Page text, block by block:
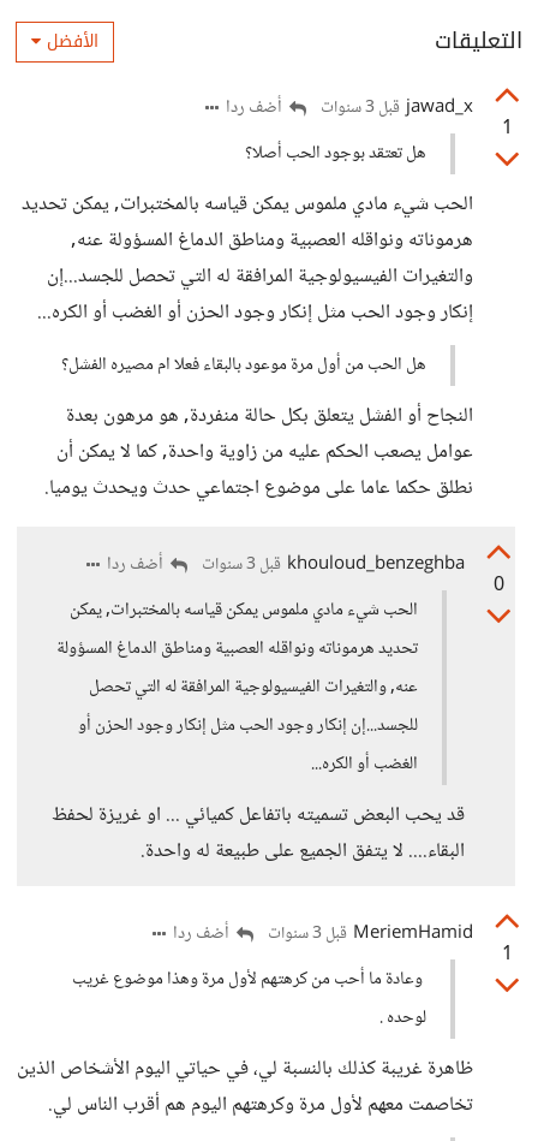
التعليقات الأفضل
1
jawad_x قبل 3 سنوات
أضف ردا
هل تعتقد بوجود الحب أصلا؟
الحب شيء مادي ملموس يمكن قياسه بالمختبرات, يمكن تحديد
هرموناته ونواقله العصبية ومناطق الدماغ المسؤولة عنه,
والتغيرات الفيسيولوجية المرافقة له التي تحصل للجسد...إن
إنكار وجود الحب مثل إنكار وجود الحزن أو الغضب أو الكره...
هل الحب من أول مرة موعود بالبقاء فعلا ام مصيره الفشل؟
النجاح أو الفشل يتعلق بكل حالة منفردة, هو مرهون بعدة
عوامل يصعب الحكم عليه من زاوية واحدة, كما لا يمكن أن
نطلق حكما عاما على موضوع اجتماعي حدث ويحدث يوميا.
0
khouloud_benzeghba قبل 3 سنوات
أضف ردا
الحب شيء مادي ملموس يمكن قياسه بالمختبرات, يمكن
تحديد هرموناته ونواقله العصبية ومناطق الدماغ المسؤولة
عنه, والتغيرات الفيسيولوجية المرافقة له التي تحصل
للجسد...إن إنكار وجود الحب مثل إنكار وجود الحزن أو
الغضب أو الكره...
قد يحب البعض تسميته باتفاعل كميائي ... او غريزة لحفظ
البقاء.... لا يتفق الجميع على طبيعة له واحدة.
1
MeriemHamid قبل 3 سنوات
أضف ردا
وعادة ما أحب من كرهتهم لأول مرة وهذا موضوع غريب
لوحده .
ظاهرة غريبة كذلك بالنسبة لي، في حياتي اليوم الأشخاص الذين
تخاصمت معهم لأول مرة وكرهتهم اليوم هم أقرب الناس لي.